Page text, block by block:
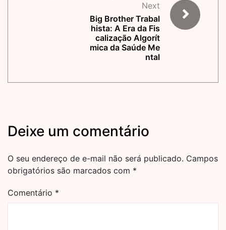
Next
Big Brother Trabal
hista: A Era da Fis
calização Algorít
mica da Saúde Me
ntal
Deixe um comentário
O seu endereço de e-mail não será publicado. Campos
obrigatórios são marcados com *
Comentário *